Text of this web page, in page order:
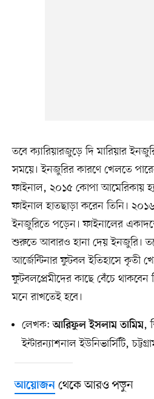
তবে ক্যারিয়ারজুড়ে দি মারিয়ার
সময়ে। ইনজুরির কারণে খেলতে
ফাইনাল, ২০১৫ কোপা আমেরিকায়
ফাইনাল হাতছাড়া করেন তিনি।
ইনজুরিতে পড়েন। ফাইনালের একাদশে
শুরুতে আবারও হানা দেয় ইনজুরি।
আর্জেন্টিনার ফুটবল ইতিহাসে কৃতী
ফুটবলপ্রেমীদের কাছে বেঁচে থাকবেন
মনে রাখতেই হবে।
লেখক:আরিফুল ইসলাম তামিম,
ইন্টারন্যাশনাল ইউনিভার্সিটি,
আয়োজনথেকে আরও পড়ুন